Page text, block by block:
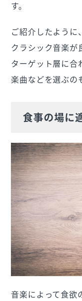
す。
ご紹介したように
クラシック音楽が
ターゲット層に合
楽曲などを選ぶの
食事の場に
音楽によって食欲